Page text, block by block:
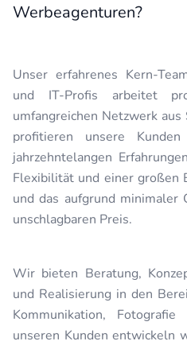
Werbeagenturen?
Unser erfahrenes Kern-
und IT-Profis arbeitet
umfangreichen Netzwerk
profitieren unsere
jahrzehntelangen
Flexibilität und einer großen
und das aufgrund minimaler
unschlagbaren Preis.
Wir bieten Beratung,
und Realisierung in den
Kommunikation,
unseren Kunden entwickeln